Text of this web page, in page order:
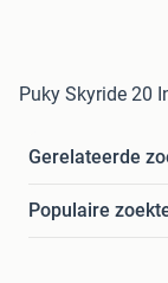
Puky Skyride 20
Gerelateerde
Populaire